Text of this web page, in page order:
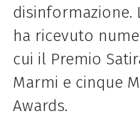
disinformazione.
ha ricevuto
cui il Premio
Marmi e cinque
Awards.